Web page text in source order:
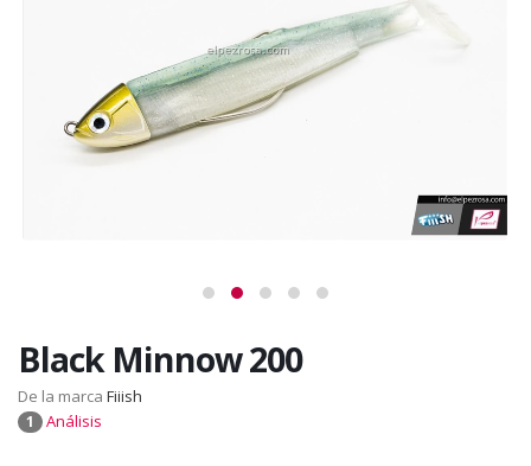
Black Minnow 200
De la marca Fiiish
1 Análisis